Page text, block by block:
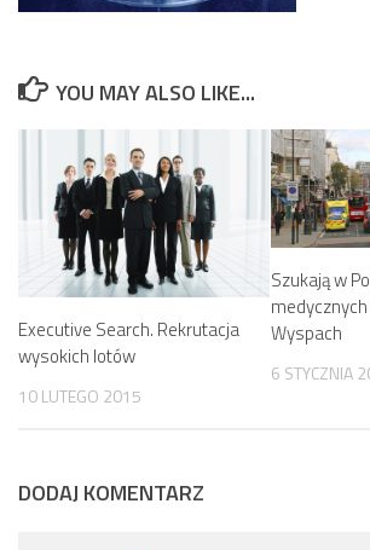
YOU MAY ALSO LIKE...
Executive Search. Rekrutacja
wysokich lotów
10 LUTEGO 2015
Szukają w
Wyspach
6 STYCZNIA
DODAJ KOMENTARZ